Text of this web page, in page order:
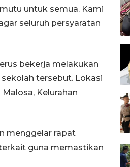
untuk semua. Kami
seluruh persyaratan
bekerja melakukan
tersebut. Lokasi
Kelurahan
menggelar rapat
guna memastikan